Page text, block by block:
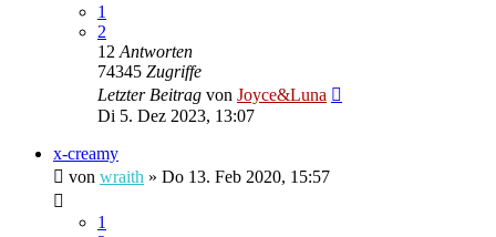
1
2
12 Antworten
74345 Zugriffe
Letzter Beitrag von Joyce&Luna
Di 5. Dez 2023, 13:07
x-creamy
von wraith » Do 13. Feb 2020, 15:57
1